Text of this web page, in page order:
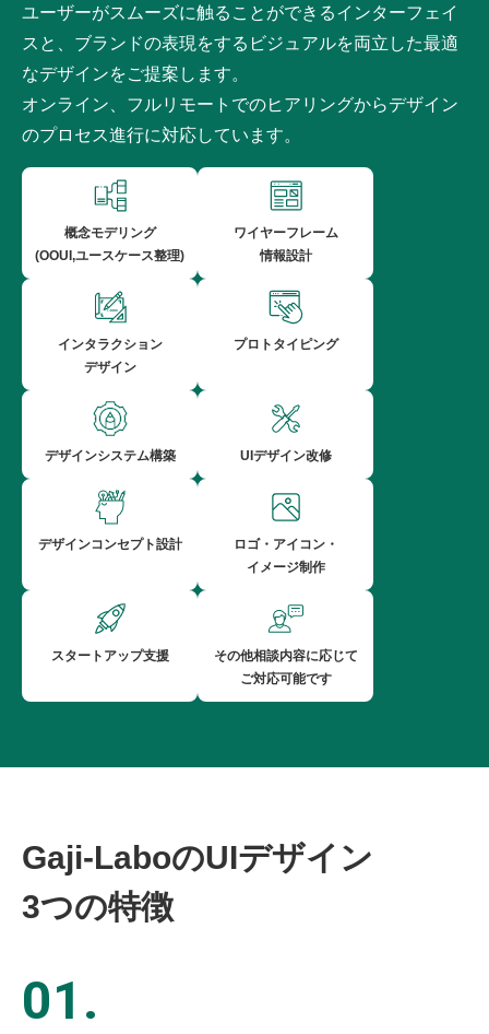
ユーザーがスムーズに触ることができるインターフェイ
スと、ブランドの表現をするビジュアルを両立した最適
なデザインをご提案します。
オンライン、フルリモートでのヒアリングからデザイン
のプロセス進行に対応しています。
概念モデリング
(OOUI,ユースケース整理)
ワイヤーフレーム
情報設計
インタラクション
デザイン
プロトタイピング
デザインシステム構築 UIデザイン改修
デザインコンセプト設計
ロゴ・アイコン・
イメージ制作
スタートアップ支援
その他相談内容に応じて
ご対応可能です
Gaji-LaboのUIデザイン
3つの特徴
01.